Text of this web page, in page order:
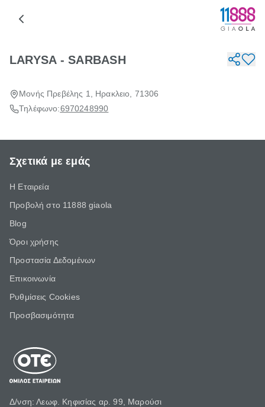
LARYSA - SARBASH
Μονής Πρεβέλης 1, Ηρακλειο, 71306
Τηλέφωνο:6970248990
Σχετικά με εμάς
Η Εταιρεία
Προβολή στο 11888 giaola
Blog
Όροι χρήσης
Προστασία Δεδομένων
Επικοινωνία
Ρυθμίσεις Cookies
Προσβασιμότητα
Δ/νση: Λεωφ. Κηφισίας αρ. 99, Μαρούσι